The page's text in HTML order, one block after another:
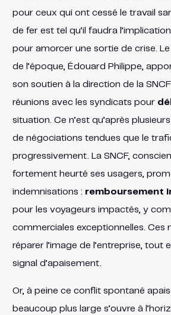
pour ceux qui ont cessé le travail
de fer est tel qu’il faudra
pour amorcer une sortie de crise.
de l’époque, Édouard Philippe,
son soutien à la direction de la
réunions avec les syndicats pour
situation​. Ce n’est qu’après
de négociations tendues que le
progressivement. La SNCF,
fortement heurté ses usagers,
indemnisations : remboursement
pour les voyageurs impactés, y
commerciales exceptionnelles​. Ces
réparer l’image de l’entreprise, tout
signal d’apaisement.
Or, à peine ce conflit spontané
beaucoup plus large s’ouvre à